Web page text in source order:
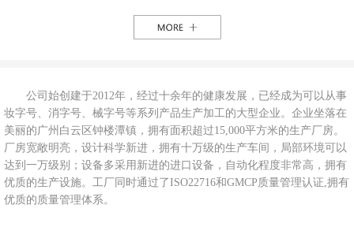
公司始创建于2012年，经过十余年的健康发展，已经成为可以从事
妆字号、消字号、械字号等系列产品生产加工的大型企业。企业坐落在
美丽的广州白云区钟楼潭镇，拥有面积超过15,000平方米的生产厂房。
厂房宽敞明亮，设计科学新进，拥有十万级的生产车间，局部环境可以
达到一万级别；设备多采用新进的进口设备，自动化程度非常高，拥有
优质的生产设施。工厂同时通过了ISO22716和GMCP质量管理认证,拥有
优质的质量管理体系。